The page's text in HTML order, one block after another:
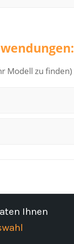
Modell zu finden)
Ihnen